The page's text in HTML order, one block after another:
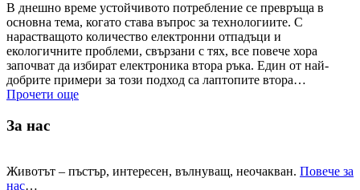
В днешно време устойчивото потребление се превръща в
основна тема, когато става въпрос за технологиите. С
нарастващото количество електронни отпадъци и
екологичните проблеми, свързани с тях, все повече хора
започват да избират електроника втора ръка. Един от най-
добрите примери за този подход са лаптопите втора…
Прочети още
За нас
Животът – пъстър, интересен, вълнуващ, неочакван. Повече за
нас…